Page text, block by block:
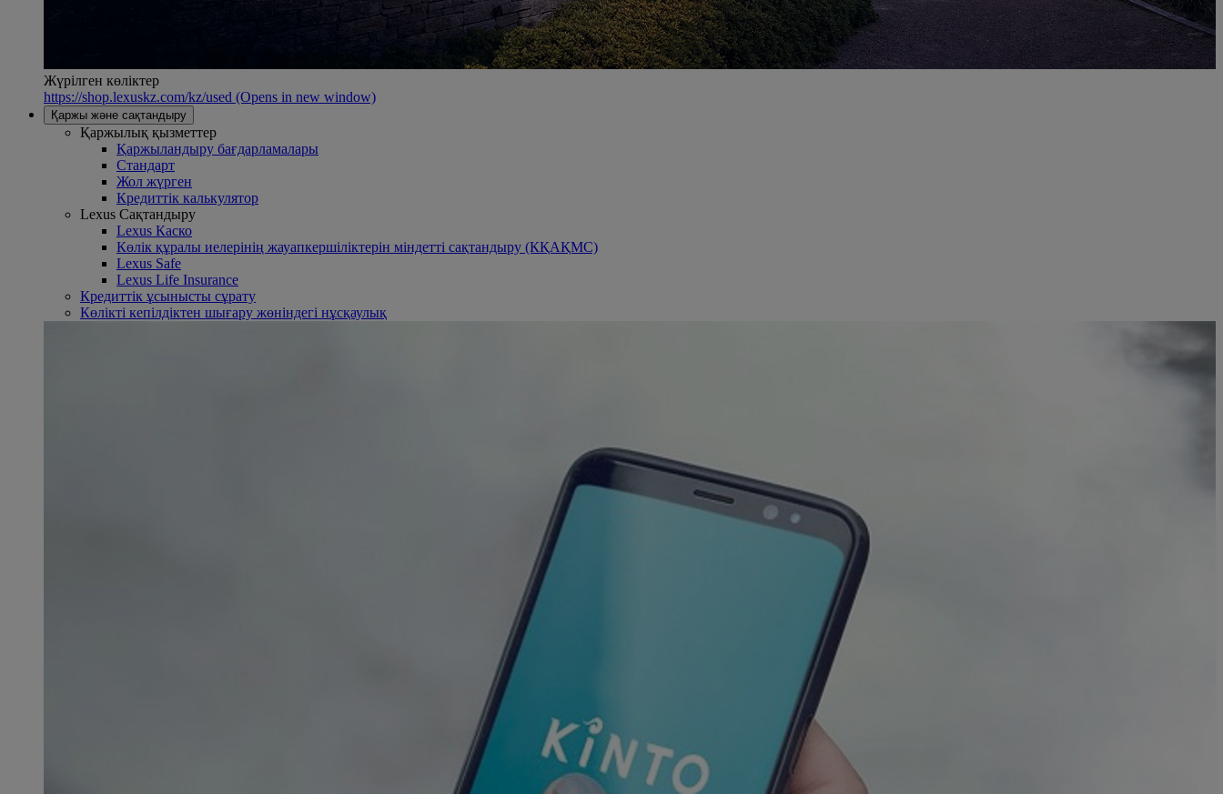
Жүрілген көліктер
https://shop.lexuskz.com/kz/used (Opens in new window)
Қаржы және сақтандыру
Қаржылық қызметтер
Қаржыландыру бағдарламалары
Стандарт
Жол жүрген
Кредиттік калькулятор
Lexus Сақтандыру
Lexus Каско
Көлік құралы иелерінің жауапкершіліктерін міндетті сақтандыру (КҚАҚМС)
Lexus Safe
Lexus Life Insurance
Кредиттік ұсынысты сұрату
Көлікті кепілдіктен шығару жөніндегі нұсқаулық